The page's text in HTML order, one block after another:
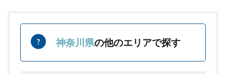
神奈川県の他のエリアで探す